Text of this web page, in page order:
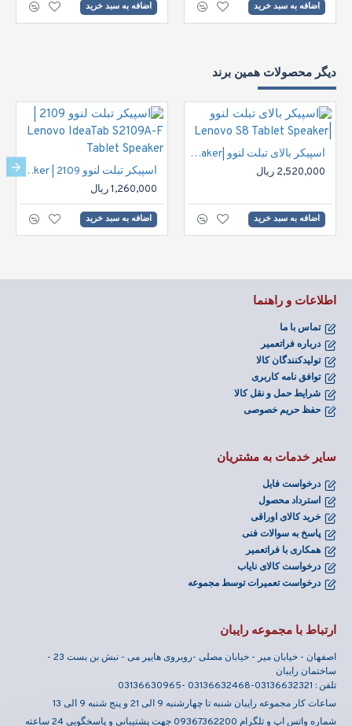
اضافه به سبد خرید اضافه به سبد خرید
دیگر محصولات همین برند
اسپیکر بالای تبلت لنوو |Lenovo S8 Tablet Speaker
2,520,000 ریال
اضافه به سبد خرید
اسپیکر تبلت لنوو 2109 | Lenovo IdeaTab S2109A-F Tablet Speaker
1,260,000 ریال
اضافه به سبد خرید
اطلاعات و راهنما
تماس با ما
درباره فراتعمیر
تولیدکنندگان کالا
توافق نامه کاربری
شرایط حمل و نقل کالا
حفظ حریم خصوصی
سایر خدمات به مشتریان
درخواست فایل
استرداد محصول
خرید کالای اوراقی
پاسخ به سوالات فنی
همکاری با فراتعمیر
درخواست کالای نایاب
درخواست تعمیرات توسط مجموعه
ارتباط با مجموعه رایبان
اصفهان - خیابان میر - خیابان مصلی -روبروی هایپر می - نبش بن بست 23 -
ساختمان رایبان
تلفن : 03136632321-03136632468 -03136630965
ساعات کار مجموعه رایبان شنبه تا چهارشنبه 9 الی 21 و پنج شنبه 9 الی 13
شماره واتس اپ و تلگرام 09367362200 جهت پشتیبانی و پاسخگویی 24 ساعته